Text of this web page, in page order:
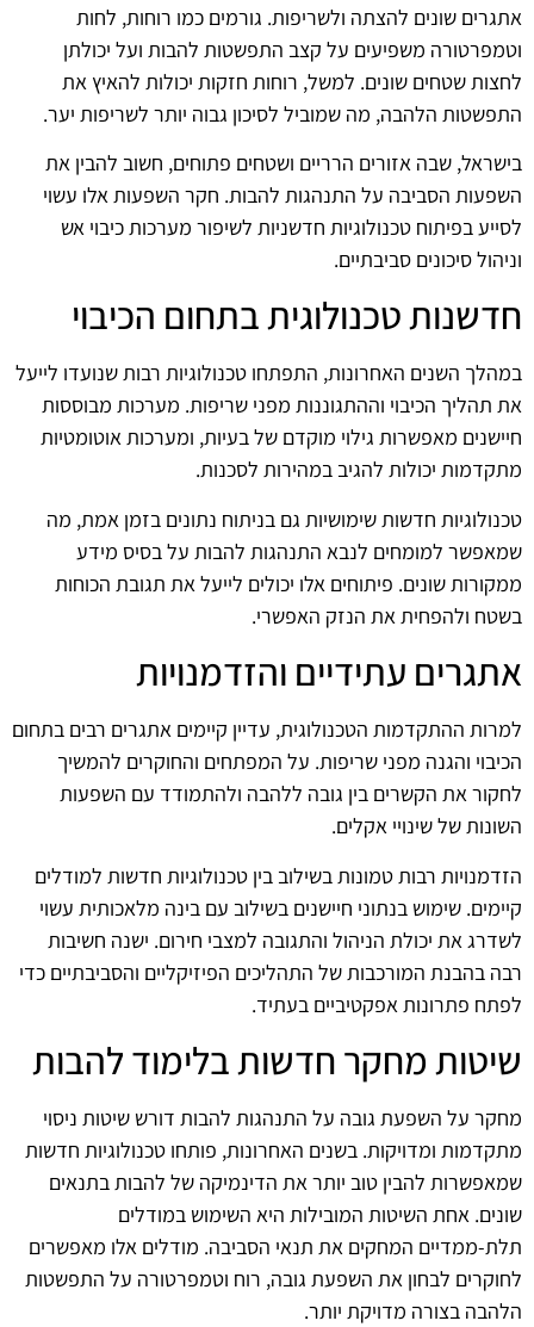
אתגרים שונים להצתה ולשריפות. גורמים כמו רוחות, לחות
וטמפרטורה משפיעים על קצב התפשטות להבות ועל יכולתן
לחצות שטחים שונים. למשל, רוחות חזקות יכולות להאיץ את
התפשטות הלהבה, מה שמוביל לסיכון גבוה יותר לשריפות יער.
בישראל, שבה אזורים הרריים ושטחים פתוחים, חשוב להבין את
השפעות הסביבה על התנהגות להבות. חקר השפעות אלו עשוי
לסייע בפיתוח טכנולוגיות חדשניות לשיפור מערכות כיבוי אש
וניהול סיכונים סביבתיים.
חדשנות טכנולוגית בתחום הכיבוי
במהלך השנים האחרונות, התפתחו טכנולוגיות רבות שנועדו לייעל
את תהליך הכיבוי וההתגוננות מפני שריפות. מערכות מבוססות
חיישנים מאפשרות גילוי מוקדם של בעיות, ומערכות אוטומטיות
מתקדמות יכולות להגיב במהירות לסכנות.
טכנולוגיות חדשות שימושיות גם בניתוח נתונים בזמן אמת, מה
שמאפשר למומחים לנבא התנהגות להבות על בסיס מידע
ממקורות שונים. פיתוחים אלו יכולים לייעל את תגובת הכוחות
בשטח ולהפחית את הנזק האפשרי.
אתגרים עתידיים והזדמנויות
למרות ההתקדמות הטכנולוגית, עדיין קיימים אתגרים רבים בתחום
הכיבוי והגנה מפני שריפות. על המפתחים והחוקרים להמשיך
לחקור את הקשרים בין גובה ללהבה ולהתמודד עם השפעות
השונות של שינויי אקלים.
הזדמנויות רבות טמונות בשילוב בין טכנולוגיות חדשות למודלים
קיימים. שימוש בנתוני חיישנים בשילוב עם בינה מלאכותית עשוי
לשדרג את יכולת הניהול והתגובה למצבי חירום. ישנה חשיבות
רבה בהבנת המורכבות של התהליכים הפיזיקליים והסביבתיים כדי
לפתח פתרונות אפקטיביים בעתיד.
שיטות מחקר חדשות בלימוד להבות
מחקר על השפעת גובה על התנהגות להבות דורש שיטות ניסוי
מתקדמות ומדויקות. בשנים האחרונות, פותחו טכנולוגיות חדשות
שמאפשרות להבין טוב יותר את הדינמיקה של להבות בתנאים
שונים. אחת השיטות המובילות היא השימוש במודלים
תלת-ממדיים המחקים את תנאי הסביבה. מודלים אלו מאפשרים
לחוקרים לבחון את השפעת גובה, רוח וטמפרטורה על התפשטות
הלהבה בצורה מדויקת יותר.